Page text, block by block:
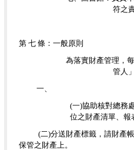
符之責
第 七 條：一般原則
為落實財產管理，
管人
一、
(一)協助核對總務
位之財產清單、報
(二)分送財產標籤，請財產
保管之財產上。